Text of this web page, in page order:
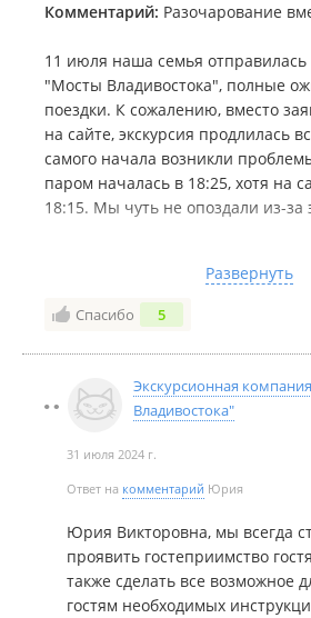
Комментарий: Разочарование
11 июля наша семья отправилась
"Мосты Владивостока", полные
поездки. К сожалению, вместо
на сайте, экскурсия продлилась
самого начала возникли
паром началась в 18:25, хотя на
18:15. Мы чуть не опоздали из-за
ли печатать билеты, на что ей
Приехав на место, на кассе
это. Однако, на входе нам
печатать необходимо. Опять же,
неразберихи мы опоздали на
Сотрудница Вероника, вместо
извиниться за неудобства,
от ее непрофессионального
К тому же, место сбора было в
Повсюду валяются бутылки и
очень неприятное впечатление.
Развернуть
Спасибо 5
Экскурсионная
Владивостока"
31 июля 2024 г.
Ответ на комментарий Юрия
Юрия Викторовна, мы всегда
проявить гостеприимство
также сделать все возможное
гостям необходимых